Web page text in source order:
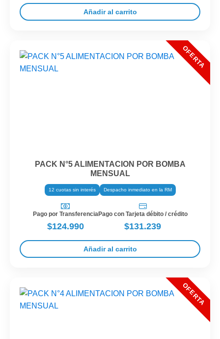
Añadir al carrito
PACK N°5 ALIMENTACION POR BOMBA
MENSUAL
12 cuotas sin interés Despacho inmediato en la RM
Pago por Transferencia
$124.990
Pago con Tarjeta débito / crédito
$131.239
Añadir al carrito